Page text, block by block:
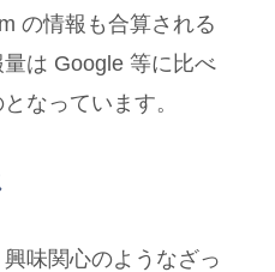
の情報も合算される
は Google 等に比べ
なっています。
味関心のようなざっ